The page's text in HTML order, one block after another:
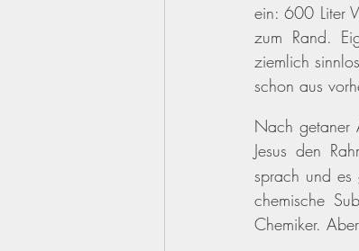
ein: 600 Liter
zum Rand.
ziemlich
schon aus
Nach getaner
Jesus den
sprach und es
chemische
Chemiker.